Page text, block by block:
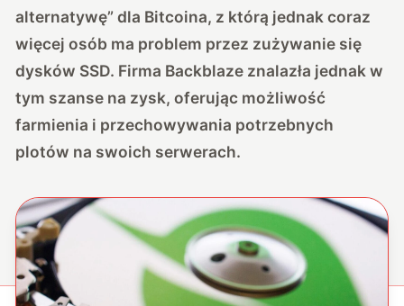
alternatywę” dla Bitcoina, z którą jednak coraz
więcej osób ma problem przez zużywanie się
dysków SSD. Firma Backblaze znalazła jednak w
tym szanse na zysk, oferując możliwość
farmienia i przechowywania potrzebnych
plotów na swoich serwerach.